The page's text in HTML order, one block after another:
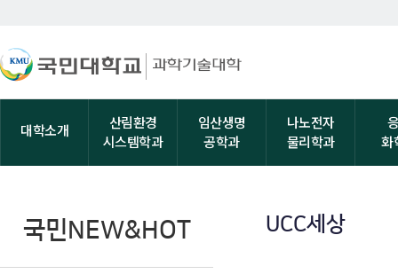
대학소개
산림환경
시스템학과
임산생명
공학과
나노전자
물리학과
화
국민NEW&HOT UCC세상